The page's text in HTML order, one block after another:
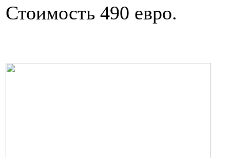
Стоимость 490 евро.